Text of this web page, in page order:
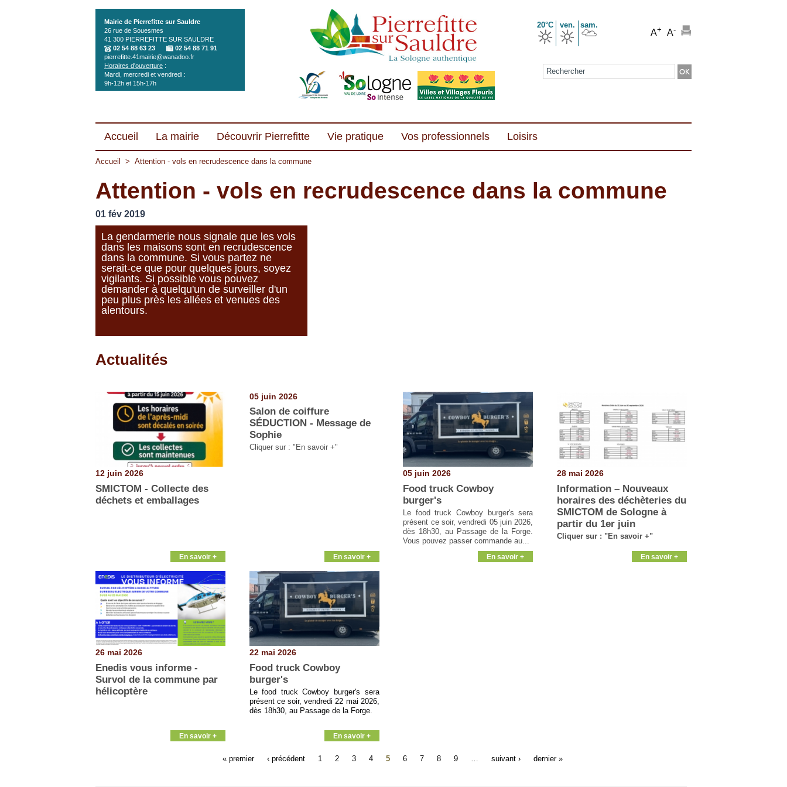
Mairie de Pierrefitte sur Sauldre
26 rue de Souesmes
41 300 PIERREFITTE SUR SAULDRE
02 54 88 63 23
02 54 88 71 91
pierrefitte.41mairie@wanadoo.fr
Horaires d'ouverture :
Mardi, mercredi et vendredi :
9h-12h et 15h-17h
20°C ven. sam.
A+ A-
Formulaire de recherche
Accueil La mairie Découvrir Pierrefitte Vie pratique Vos professionnels Loisirs
Accueil > Attention - vols en recrudescence dans la commune
Attention - vols en recrudescence dans la commune
01 fév 2019
La gendarmerie nous signale que les vols
dans les maisons sont en recrudescence
dans la commune. Si vous partez ne
serait-ce que pour quelques jours, soyez
vigilants. Si possible vous pouvez
demander à quelqu'un de surveiller d'un
peu plus près les allées et venues des
alentours.
Actualités
12 juin 2026
SMICTOM - Collecte des
déchets et emballages
En savoir +
05 juin 2026
Salon de coiffure
SÉDUCTION - Message de
Sophie
Cliquer sur : "En savoir +"
En savoir +
05 juin 2026
Food truck Cowboy
burger's
Le food truck Cowboy burger's sera
présent ce soir, vendredi 05 juin 2026,
dès 18h30, au Passage de la Forge.
Vous pouvez passer commande au...
En savoir +
28 mai 2026
Information – Nouveaux
horaires des déchèteries du
SMICTOM de Sologne à
partir du 1er juin
Cliquer sur : "En savoir +"
En savoir +
26 mai 2026
Enedis vous informe -
Survol de la commune par
hélicoptère
En savoir +
22 mai 2026
Food truck Cowboy
burger's
Le food truck Cowboy burger's sera
présent ce soir, vendredi 22 mai 2026,
dès 18h30, au Passage de la Forge.
En savoir +
Pages
« premier ‹ précédent 1 2 3 4 5 6 7 8 9 suivant › dernier »